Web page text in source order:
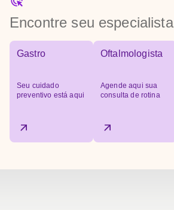
Encontre seu especialista
Gastro
Seu cuidado
preventivo está aqui
Oftalmologista
Agende aqui sua
consulta de rotina